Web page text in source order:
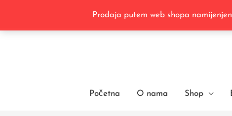
Prodaja putem web shopa
Početna O nama Shop